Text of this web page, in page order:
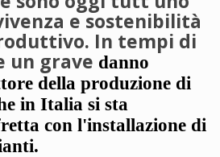
e sostenibilità
In tempi di
un grave danno
della produzione di
in Italia si sta
con l'installazione di